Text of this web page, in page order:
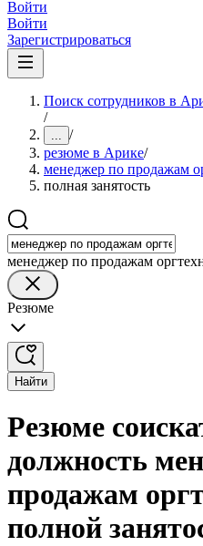
Войти
Войти
Зарегистрироваться
Поиск сотрудников в
/
... /
резюме в Арике/
менеджер по продажам
полная занятость
менеджер по продажам
Резюме
Найти
Резюме
должность
продажам
полной